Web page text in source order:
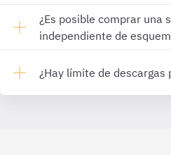
¿Es posible comprar una
independiente de
¿Hay límite de descargas